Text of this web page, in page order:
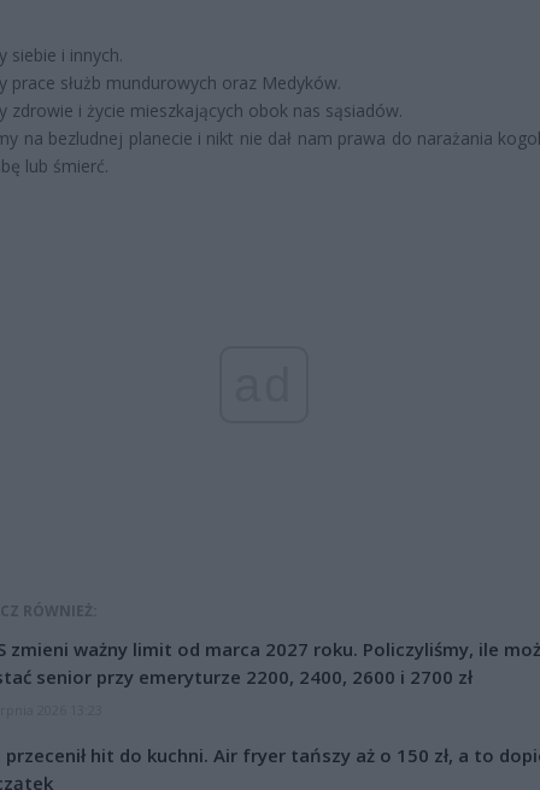
siebie i innych.
prace służb mundurowych oraz Medyków.
zdrowie i życie mieszkających obok nas sąsiadów.
na bezludnej planecie i nikt nie dał nam prawa do narażania
lub śmierć.
RÓWNIEŻ:
zmieni ważny limit od marca 2027 roku. Policzyliśmy, ile
senior przy emeryturze 2200, 2400, 2600 i 2700 zł
przecenił hit do kuchni. Air fryer tańszy aż o 150 zł, a to